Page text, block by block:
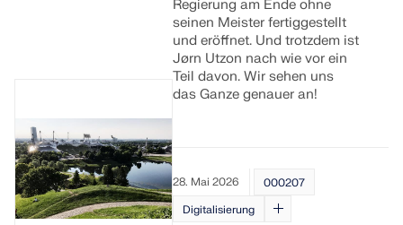
CFD-Software für digitale Windkanäle
Weitere Infos
SUPPORT ERHALTEN
KOSTENLOSE LIZENZ ERHALTEN
MIT DEM SUPPORT IN VERBINDUNG TRETEN
von Ingenieursoftware und bringen Sie Ihre Karriere
OFFENE STELLEN ENTDECKEN
Regierung am Ende ohne
seinen Meister fertiggestellt
und eröffnet. Und trotzdem ist
Jørn Utzon nach wie vor ein
Teil davon. Wir sehen uns
das Ganze genauer an!
28. Mai 2026
000207
Digitalisierung